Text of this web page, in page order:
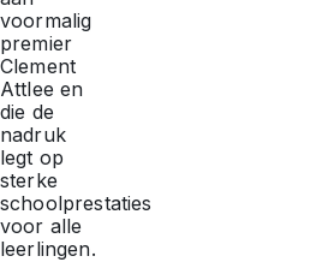
voormalig
premier
Clement
Attlee en
die de
nadruk
legt op
sterke
schoolprestaties
voor alle
leerlingen.